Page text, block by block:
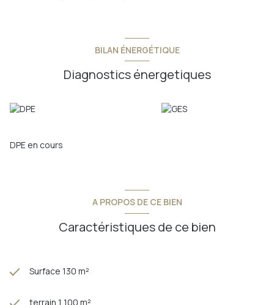
BILAN ÉNERGÉTIQUE
Diagnostics énergetiques
DPE en cours
A PROPOS DE CE BIEN
Caractéristiques de ce bien
Surface 130 m²
terrain 1 100 m²